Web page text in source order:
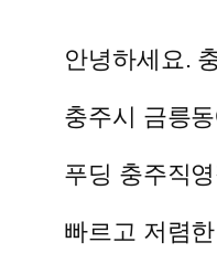
안녕하세요.
충주시 금릉
푸딩 충주직
빠르고 저렴